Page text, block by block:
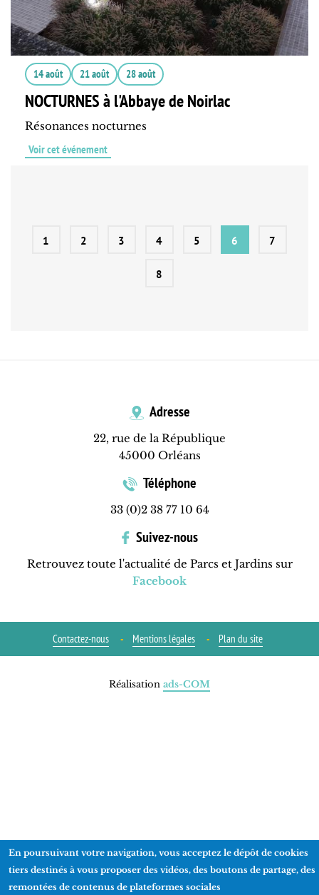
14 août 21 août 28 août
NOCTURNES à l'Abbaye de Noirlac
Résonances nocturnes
Voir cet événement
1 2 3 4 5 6 7
8
Adresse
22, rue de la République
45000 Orléans
Téléphone
33 (0)2 38 77 10 64
Suivez-nous
Retrouvez toute l'actualité de Parcs et Jardins sur
Facebook
Contactez-nous Mentions légales Plan du site
Réalisation ads-COM
En poursuivant votre navigation, vous acceptez le dépôt de cookies
tiers destinés à vous proposer des vidéos, des boutons de partage, des
remontées de contenus de plateformes sociales